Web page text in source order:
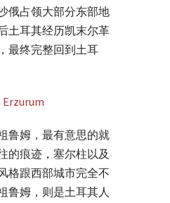
俄占领大部分东部地
土耳其经历凯末尔革
最终完整回到土耳
鲁姆，最有意思的就
的痕迹，塞尔柱以及
格跟西部城市完全不
鲁姆，则是土耳其人